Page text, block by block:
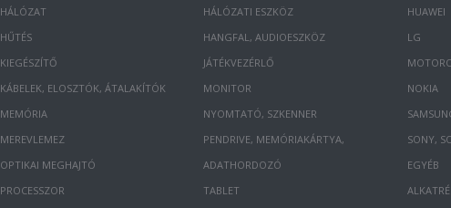
HÁLÓZAT
HŰTÉS
KIEGÉSZÍTŐ
KÁBELEK, ELOSZTÓK, ÁTALAKÍTÓK
MEMÓRIA
MEREVLEMEZ
OPTIKAI MEGHAJTÓ
PROCESSZOR
HÁLÓZATI ESZKÖZ
HANGFAL, AUDIOESZKÖZ
JÁTÉKVEZÉRLŐ
MONITOR
NYOMTATÓ, SZKENNER
PENDRIVE, MEMÓRIAKÁRTYA,
ADATHORDOZÓ
TABLET
HUAWEI
LG
NOKIA
SONY,
EGYÉB